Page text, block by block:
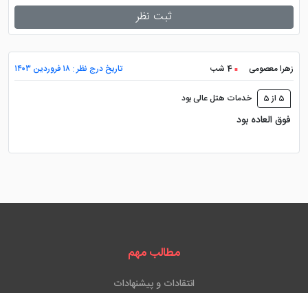
ثبت نظر
زهرا معصومی 4 شب تاریخ درج نظر : ۱۸ فروردین ۱۴۰۳
5 از 5 خدمات هتل عالی بود
فوق العاده بود
مطالب مهم
انتقادات و پیشنهادات